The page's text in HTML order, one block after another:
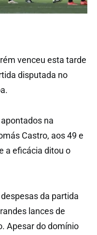
venceu esta tarde
disputada no
na
Castro, aos 49 e
a eficácia ditou o
da partida
lances de
Apesar do domínio